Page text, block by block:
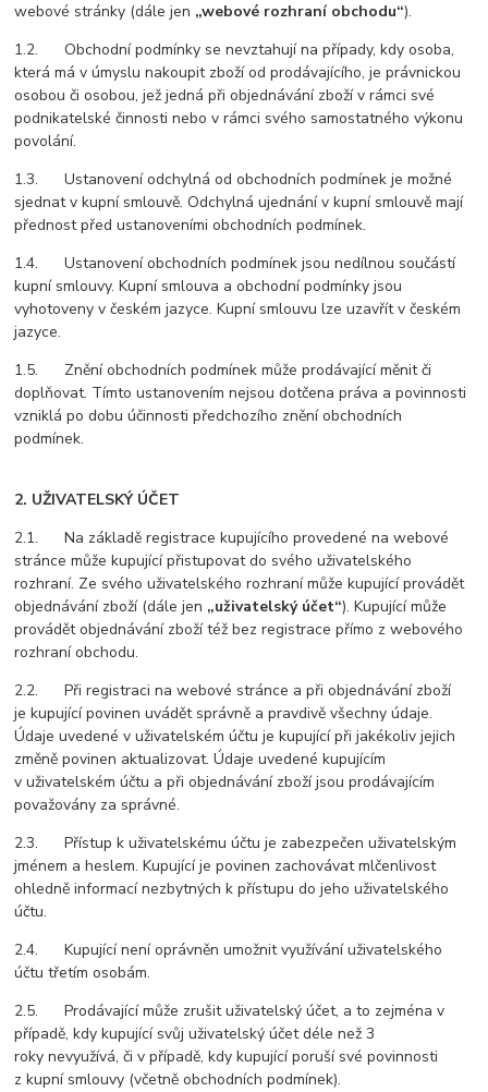
webové stránky (dále jen „webové rozhraní obchodu“).
1.2. Obchodní podmínky se nevztahují na případy, kdy osoba,
která má v úmyslu nakoupit zboží od prodávajícího, je právnickou
osobou či osobou, jež jedná při objednávání zboží v rámci své
podnikatelské činnosti nebo v rámci svého samostatného výkonu
povolání.
1.3. Ustanovení odchylná od obchodních podmínek je možné
sjednat v kupní smlouvě. Odchylná ujednání v kupní smlouvě mají
přednost před ustanoveními obchodních podmínek.
1.4. Ustanovení obchodních podmínek jsou nedílnou součástí
kupní smlouvy. Kupní smlouva a obchodní podmínky jsou
vyhotoveny v českém jazyce. Kupní smlouvu lze uzavřít v českém
jazyce.
1.5. Znění obchodních podmínek může prodávající měnit či
doplňovat. Tímto ustanovením nejsou dotčena práva a povinnosti
vzniklá po dobu účinnosti předchozího znění obchodních
podmínek.
2. UŽIVATELSKÝ ÚČET
2.1. Na základě registrace kupujícího provedené na webové
stránce může kupující přistupovat do svého uživatelského
rozhraní. Ze svého uživatelského rozhraní může kupující provádět
objednávání zboží (dále jen „uživatelský účet“). Kupující může
provádět objednávání zboží též bez registrace přímo z webového
rozhraní obchodu.
2.2. Při registraci na webové stránce a při objednávání zboží
je kupující povinen uvádět správně a pravdivě všechny údaje.
Údaje uvedené v uživatelském účtu je kupující při jakékoliv jejich
změně povinen aktualizovat. Údaje uvedené kupujícím
v uživatelském účtu a při objednávání zboží jsou prodávajícím
považovány za správné.
2.3. Přístup k uživatelskému účtu je zabezpečen uživatelským
jménem a heslem. Kupující je povinen zachovávat mlčenlivost
ohledně informací nezbytných k přístupu do jeho uživatelského
účtu.
2.4. Kupující není oprávněn umožnit využívání uživatelského
účtu třetím osobám.
2.5. Prodávající může zrušit uživatelský účet, a to zejména v
případě, kdy kupující svůj uživatelský účet déle než 3
roky nevyužívá, či v případě, kdy kupující poruší své povinnosti
z kupní smlouvy (včetně obchodních podmínek).